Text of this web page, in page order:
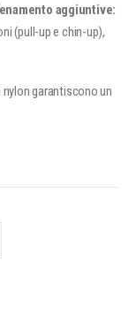
aggiuntive:
(pull-up e chin-up),
garantiscono un